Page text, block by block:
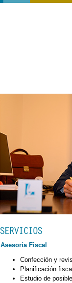
Asesoría Fiscal
Confección y
Planificación
Estudio de